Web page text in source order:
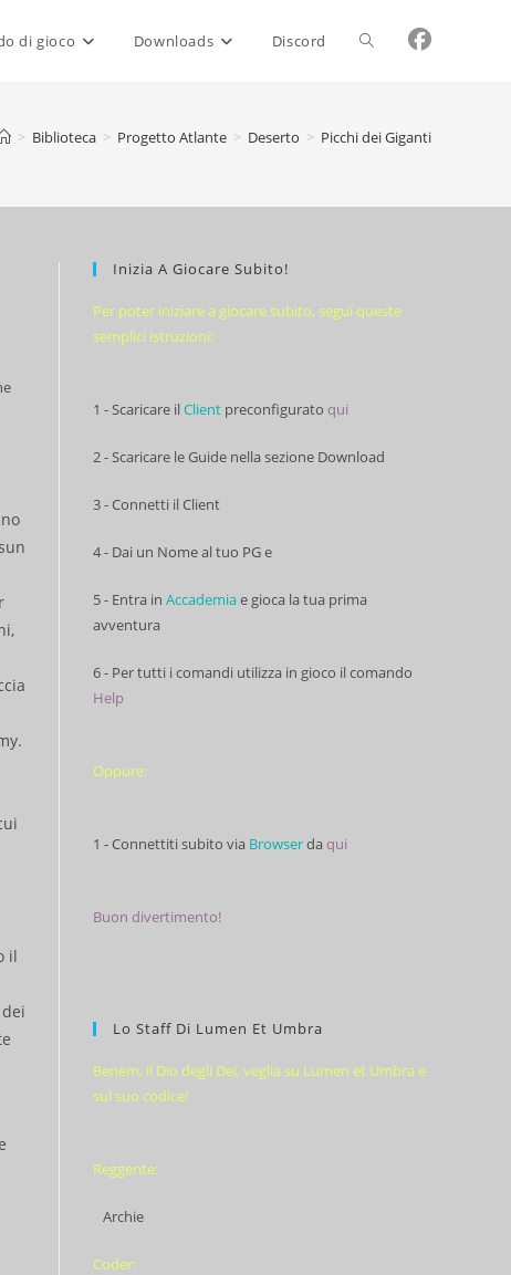
di gioco Downloads Discord Attiva/disattiva
ricerca
web
> Biblioteca > Progetto Atlante > Deserto > Picchi dei Giganti
il
Inizia A Giocare Subito!
Per poter iniziare a giocare subito, segui queste
semplici istruzioni:
1 - Scaricare il Client preconfigurato qui
2 - Scaricare le Guide nella sezione Download
3 - Connetti il Client
4 - Dai un Nome al tuo PG e
5 - Entra in Accademiae gioca la tua prima
avventura
6 - Per tutti i comandi utilizza in gioco il comando
Help
Oppure:
1 - Connettiti subito via Browserda qui
Buon divertimento!
Lo Staff Di Lumen Et Umbra
Benem, il Dio degli Dei, veglia su Lumen et Umbra e
sul suo codice!
Reggente:
Archie
Coder: